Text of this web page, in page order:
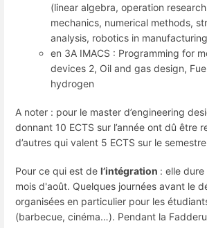
(linear algebra, operation
mechanics, numerical methods,
analysis, robotics in
en 3A IMACS : Programming for
devices 2, Oil and gas design,
hydrogen
A noter : pour le master d’engineering
donnant 10 ECTS sur l’année ont dû être
d’autres qui valent 5 ECTS sur le
Pour ce qui est de l’intégration : elle
mois d'août. Quelques journées avant le
organisées en particulier pour les
(barbecue, cinéma…). Pendant la